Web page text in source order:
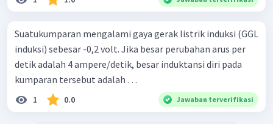
Suatukumparan mengalami gaya gerak listrik induksi (GGL
induksi) sebesar -0,2 volt. Jika besar perubahan arus per
detik adalah 4 ampere/detik, besar induktansi diri pada
kumparan tersebut adalah …
1 0.0 Jawaban terverifikasi